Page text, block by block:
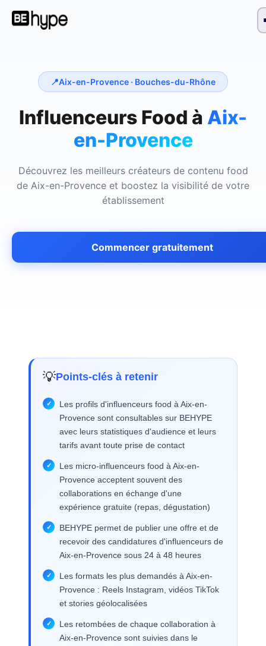
📍Aix-en-Provence · Bouches-du-Rhône
Influenceurs Food à Aix-
en-Provence
Découvrez les meilleurs créateurs de contenu food
de Aix-en-Provence et boostez la visibilité de votre
établissement
Commencer gratuitement
💡Points-clés à retenir
Les profils d'influenceurs food à Aix-en-
Provence sont consultables sur BEHYPE
avec leurs statistiques d'audience et leurs
tarifs avant toute prise de contact
Les micro-influenceurs food à Aix-en-
Provence acceptent souvent des
collaborations en échange d'une
expérience gratuite (repas, dégustation)
BEHYPE permet de publier une offre et de
recevoir des candidatures d'influenceurs de
Aix-en-Provence sous 24 à 48 heures
Les formats les plus demandés à Aix-en-
Provence : Reels Instagram, vidéos TikTok
et stories géolocalisées
Les retombées de chaque collaboration à
Aix-en-Provence sont suivies dans le